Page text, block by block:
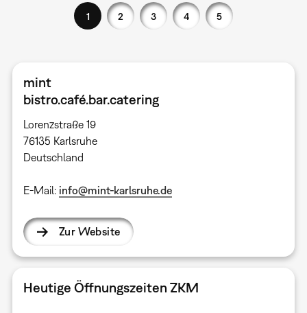
1 2 3 4 5
mint
bistro.café.bar.catering
Lorenzstraße 19
76135 Karlsruhe ​
Deutschland
E-Mail: info@mint-karlsruhe.de
Zur Website
Heutige Öffnungszeiten ZKM